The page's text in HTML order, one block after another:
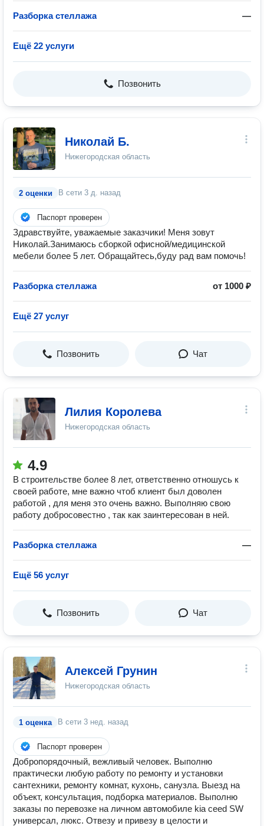
Разборка стеллажа —
Ещё 22 услуги
Позвонить
Николай Б.
Нижегородская область
2 оценки В сети 3 д. назад
Паспорт проверен
Здравствуйте, уважаемые заказчики! Меня зовут
Николай.Занимаюсь сборкой офисной/медицинской
мебели более 5 лет. Обращайтесь,буду рад вам помочь!
Разборка стеллажа от 1000 ₽
Ещё 27 услуг
Позвонить Чат
Лилия Королева
Нижегородская область
4.9
В строительстве более 8 лет, ответственно отношусь к
своей работе, мне важно чтоб клиент был доволен
работой , для меня это очень важно. Выполняю свою
работу добросовестно , так как заинтересован в ней.
Разборка стеллажа —
Ещё 56 услуг
Позвонить Чат
Алексей Грунин
Нижегородская область
1 оценка В сети 3 нед. назад
Паспорт проверен
Добропорядочный, вежливый человек. Выполню
практически любую работу по ремонту и установки
сантехники, ремонту комнат, кухонь, санузла. Выезд на
объект, консультация, подборка материалов. Выполню
заказы по перевозке на личном автомобиле kia ceed SW
универсал, люкс. Отвезу и привезу в целости и